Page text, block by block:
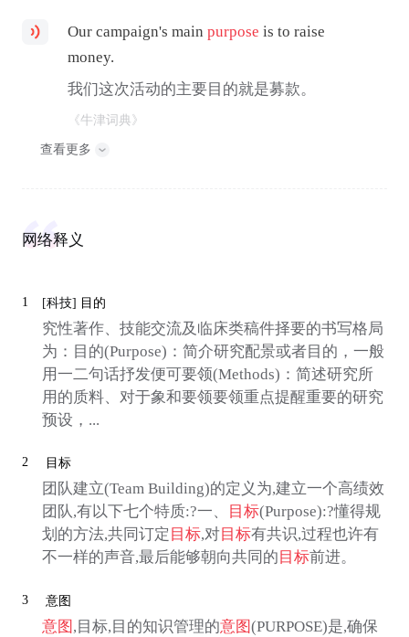
Our campaign's mainpurpose is to raise
money.
我们这次活动的主要目的就是募款。
《牛津词典》
查看更多
网络释义
1 [科技] 目的
究性著作、技能交流及临床类稿件择要的书写格局
为：目的(Purpose)：简介研究配景或者目的，一般
用一二句话抒发便可要领(Methods)：简述研究所
用的质料、对于象和要领要领重点提醒重要的研究
预设，...
2 目标
团队建立(Team Building)的定义为,建立一个高绩效
团队,有以下七个特质:?一、
目标(Purpose):?懂得规
划的方法,共同订定 目标,对目标有共识,过程也许有
不一样的声音,最后能够朝向共同的 目标前进。
3 意图
意图 ,目标,目的知识管理的意图(PURPOSE)是,确保